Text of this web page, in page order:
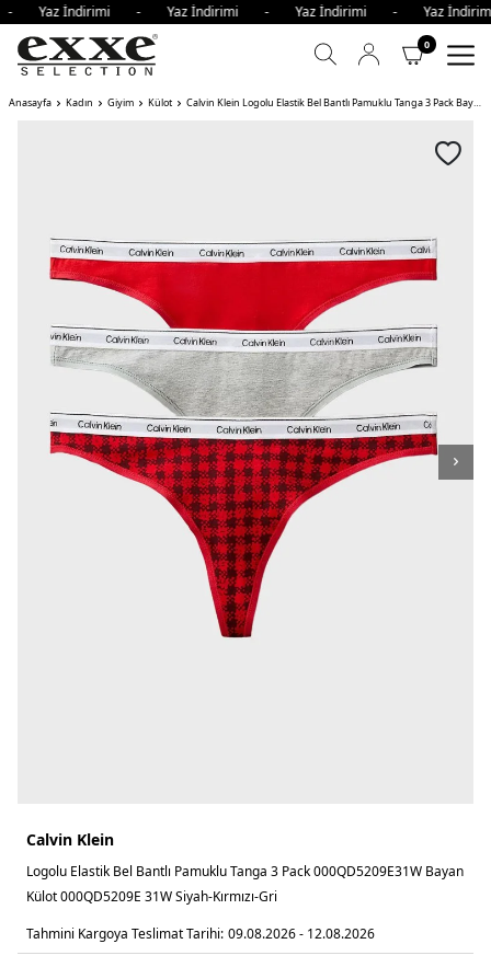
Yaz İndirimi - Yaz İndirimi - Yaz İndirimi - Yaz
0
Anasayfa Kadın Giyim Külot Calvin Klein Logolu Elastik Bel Bantlı Pamuklu Tanga 3 Pack Bayan Külot
Calvin Klein
Logolu Elastik Bel Bantlı Pamuklu Tanga 3 Pack 000QD5209E31W Bayan
Külot 000QD5209E 31W Siyah-Kırmızı-Gri
Tahmini Kargoya Teslimat Tarihi: 09.08.2026 - 12.08.2026